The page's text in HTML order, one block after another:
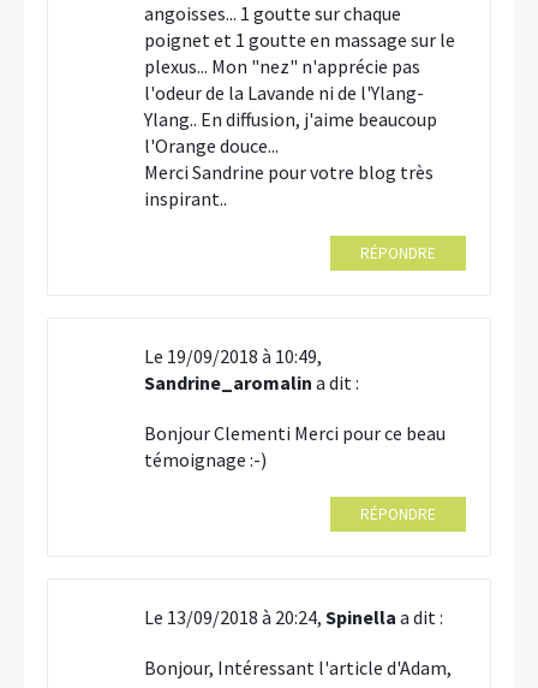
angoisses... 1 goutte sur chaque
poignet et 1 goutte en massage sur le
plexus... Mon "nez" n'apprécie pas
l'odeur de la Lavande ni de l'Ylang-
Ylang.. En diffusion, j'aime beaucoup
l'Orange douce...
Merci Sandrine pour votre blog très
inspirant..
RÉPONDRE
Le 19/09/2018 à 10:49,
Sandrine_aromalin a dit :
Bonjour Clementi Merci pour ce beau
témoignage :-)
RÉPONDRE
Le 13/09/2018 à 20:24, Spinella a dit :
Bonjour, Intéressant l'article d'Adam,